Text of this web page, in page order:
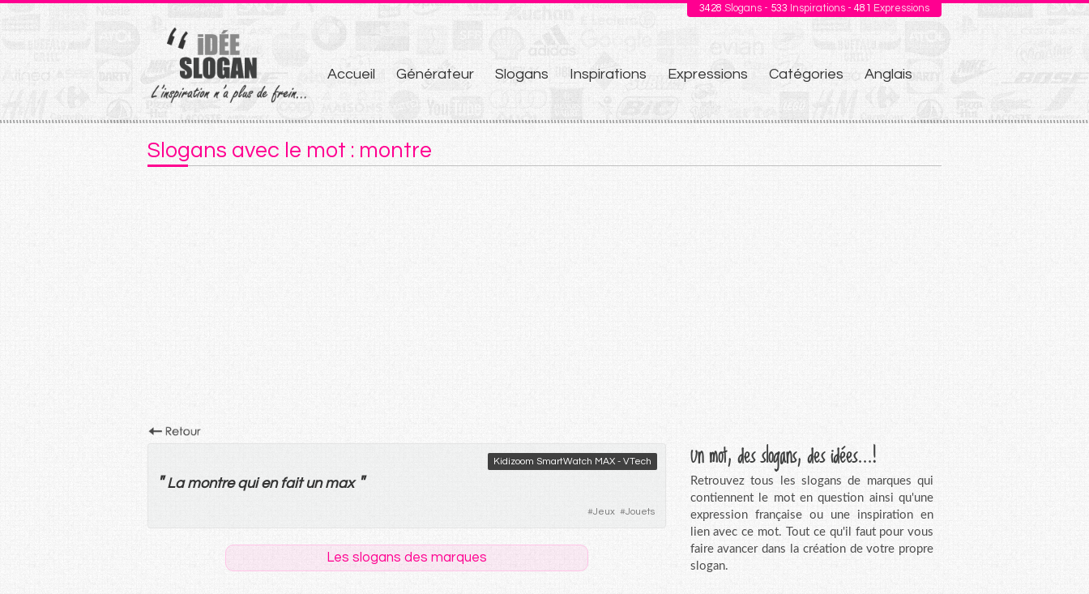
3428 Slogans - 533 Inspirations - 481 Expressions
Aller
au
contenu
Accueil Générateur Slogans Inspirations Expressions Catégories Anglais
Slogans avec le mot : montre
Kidizoom SmartWatch MAX - VTech
" La montre qui en fait un max "
#Jeux #Jouets
Les slogans des marques
Un mot, des slogans, des idées...!
Retrouvez tous les slogans de marques qui
contiennent le mot en question ainsi qu'une
expression française ou une inspiration en
lien avec ce mot. Tout ce qu'il faut pour vous
faire avancer dans la création de votre propre
slogan.